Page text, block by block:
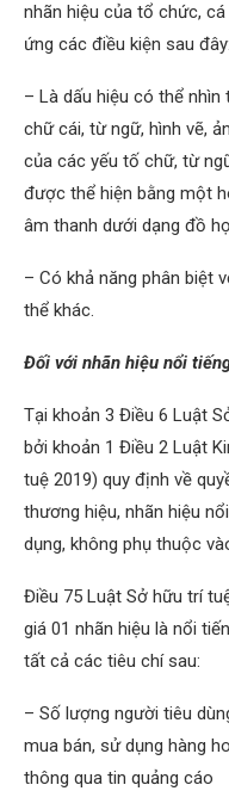
nhãn hiệu của tổ chức,
ứng các điều kiện sau đây:
– Là dấu hiệu có thể
chữ cái, từ ngữ, hình vẽ,
của các yếu tố chữ, từ
được thể hiện bằng một
âm thanh dưới dạng đồ
– Có khả năng phân biệt
thể khác.
Đối với nhãn hiệu nổi
Tại khoản 3 Điều 6 Luật
bởi khoản 1 Điều 2 Luật
tuệ 2019) quy định về
thương hiệu, nhãn hiệu
dụng, không phụ thuộc
Điều 75 Luật Sở hữu trí
giá 01 nhãn hiệu là nổi
tất cả các tiêu chí sau:
– Số lượng người tiêu
mua bán, sử dụng hàng
thông qua tin quảng cáo